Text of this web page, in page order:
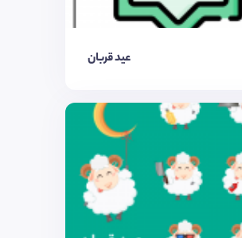
عید قربان